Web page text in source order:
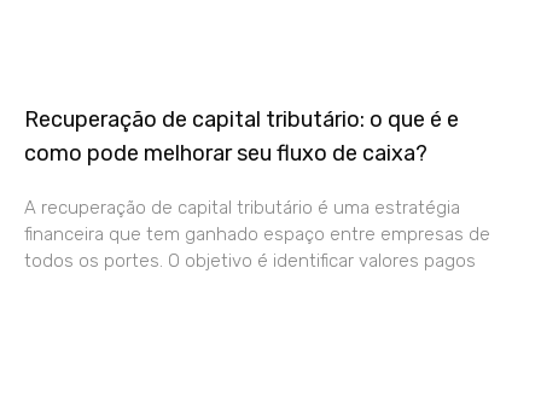
Recuperação de capital tributário: o que é e
como pode melhorar seu fluxo de caixa?
A recuperação de capital tributário é uma estratégia
financeira que tem ganhado espaço entre empresas de
todos os portes. O objetivo é identificar valores pagos